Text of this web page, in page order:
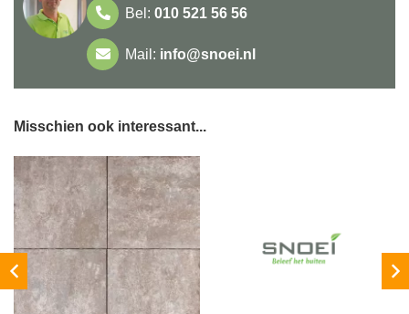
Bel: 010 521 56 56
Mail: info@snoei.nl
Misschien ook interessant...